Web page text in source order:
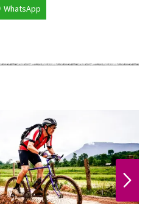
WhatsApp
NEXT